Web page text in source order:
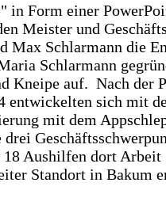
in Form einer
Meister und
Max Schlarmann die
Schlarmann
Kneipe auf. Nach der
entwickelten sich mit
mit dem
18 Aushilfen dort Arbeit
Standort in Bakum